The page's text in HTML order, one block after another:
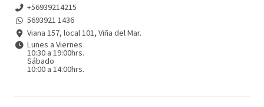
+56939214215
5693921 1436
Viana 157, local 101, Viña del Mar.
Lunes a Viernes
10:30 a 19:00hrs.
Sábado
10:00 a 14:00hrs.